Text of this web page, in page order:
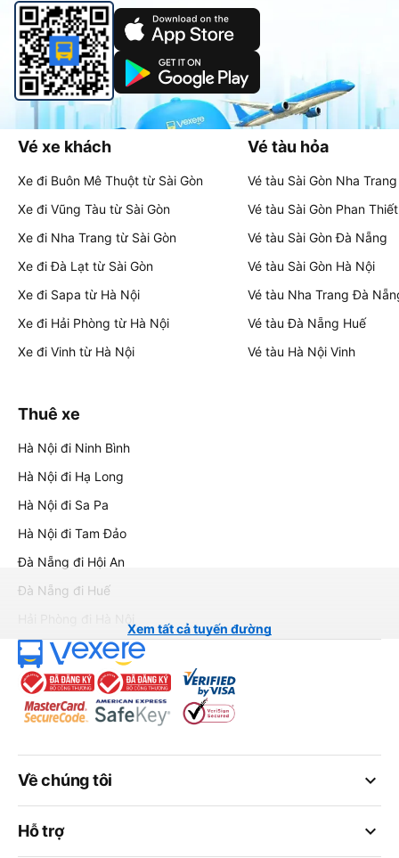
Vé xe khách
Xe đi Buôn Mê Thuột từ Sài Gòn
Xe đi Vũng Tàu từ Sài Gòn
Xe đi Nha Trang từ Sài Gòn
Xe đi Đà Lạt từ Sài Gòn
Xe đi Sapa từ Hà Nội
Xe đi Hải Phòng từ Hà Nội
Xe đi Vinh từ Hà Nội
Vé tàu hỏa
Vé tàu Sài Gòn Nha Trang
Vé tàu Sài Gòn Phan Thiết
Vé tàu Sài Gòn Đà Nẵng
Vé tàu Sài Gòn Hà Nội
Vé tàu Nha Trang Đà
Vé tàu Đà Nẵng Huế
Vé tàu Hà Nội Vinh
Thuê xe
Hà Nội đi Ninh Bình
Hà Nội đi Hạ Long
Hà Nội đi Sa Pa
Hà Nội đi Tam Đảo
Đà Nẵng đi Hội An
Đà Nẵng đi Huế
Xem tất cả tuyến đường
keyboard_arrow_down
Về chúng tôi
keyboard_arrow_down
Hỗ trợ